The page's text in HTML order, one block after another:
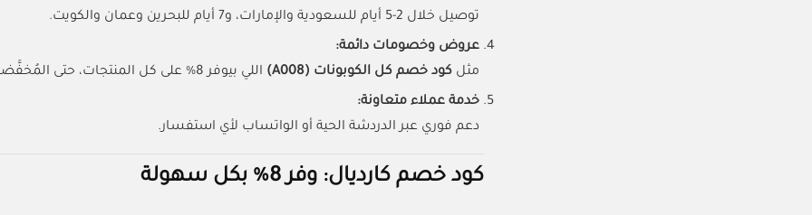
توصيل خلال 2-5 أيام للسعودية والإمارات، و7 أيام للبحرين وعمان والكويت.
عروض وخصومات دائمة:
مثل كود خصم كل الكوبونات (A008) اللي بيوفر 8% على كل المنتجات، حتى المُخفَّضة
خدمة عملاء متعاونة:
دعم فوري عبر الدردشة الحية أو الواتساب لأي استفسار.
كود خصم كارديال: وفر 8% بكل سهولة